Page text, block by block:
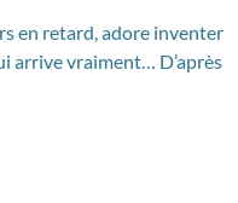
en retard, adore inventer
arrive vraiment… D’après